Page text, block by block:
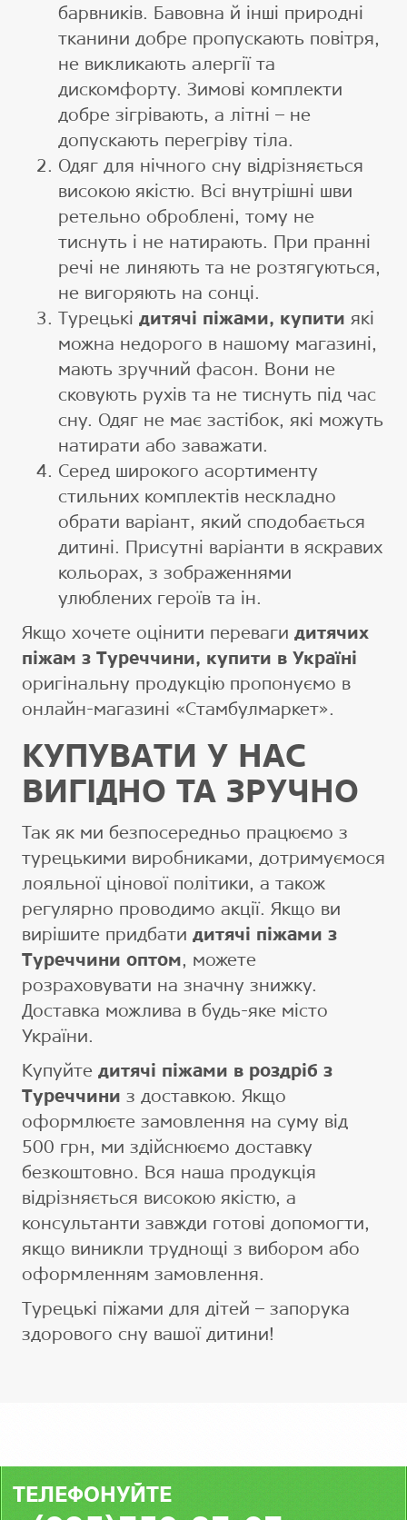
барвників. Бавовна й інші природні
тканини добре пропускають повітря,
не викликають алергії та
дискомфорту. Зимові комплекти
добре зігрівають, а літні – не
допускають перегріву тіла.
Одяг для нічного сну відрізняється
високою якістю. Всі внутрішні шви
ретельно оброблені, тому не
тиснуть і не натирають. При пранні
речі не линяють та не розтягуються,
не вигоряють на сонці.
Турецькі дитячі піжами, купити які
можна недорого в нашому магазині,
мають зручний фасон. Вони не
сковують рухів та не тиснуть під час
сну. Одяг не має застібок, які можуть
натирати або заважати.
Серед широкого асортименту
стильних комплектів нескладно
обрати варіант, який сподобається
дитині. Присутні варіанти в яскравих
кольорах, з зображеннями
улюблених героїв та ін.
Якщо хочете оцінити переваги дитячих
піжам з Туреччини, купити в Україні
оригінальну продукцію пропонуємо в
онлайн-магазині «Стамбулмаркет».
КУПУВАТИ У НАС
ВИГІДНО ТА ЗРУЧНО
Так як ми безпосередньо працюємо з
турецькими виробниками, дотримуємося
лояльної цінової політики, а також
регулярно проводимо акції. Якщо ви
вирішите придбати дитячі піжами з
Туреччини оптом, можете
розраховувати на значну знижку.
Доставка можлива в будь-яке місто
України.
Купуйте дитячі піжами в роздріб з
Туреччини з доставкою. Якщо
оформлюєте замовлення на суму від
500 грн, ми здійснюємо доставку
безкоштовно. Вся наша продукція
відрізняється високою якістю, а
консультанти завжди готові допомогти,
якщо виникли труднощі з вибором або
оформленням замовлення.
Турецькі піжами для дітей – запорука
здорового сну вашої дитини!
ТЕЛЕФОНУЙТЕ